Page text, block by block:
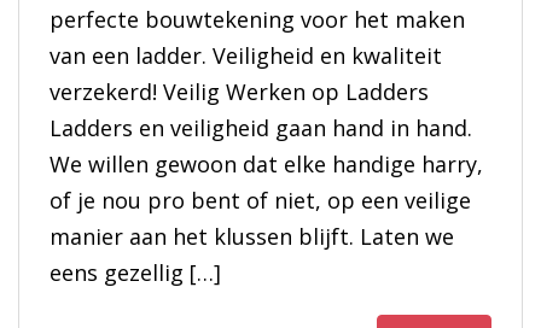
perfecte bouwtekening voor het maken
van een ladder. Veiligheid en kwaliteit
verzekerd! Veilig Werken op Ladders
Ladders en veiligheid gaan hand in hand.
We willen gewoon dat elke handige harry,
of je nou pro bent of niet, op een veilige
manier aan het klussen blijft. Laten we
eens gezellig […]